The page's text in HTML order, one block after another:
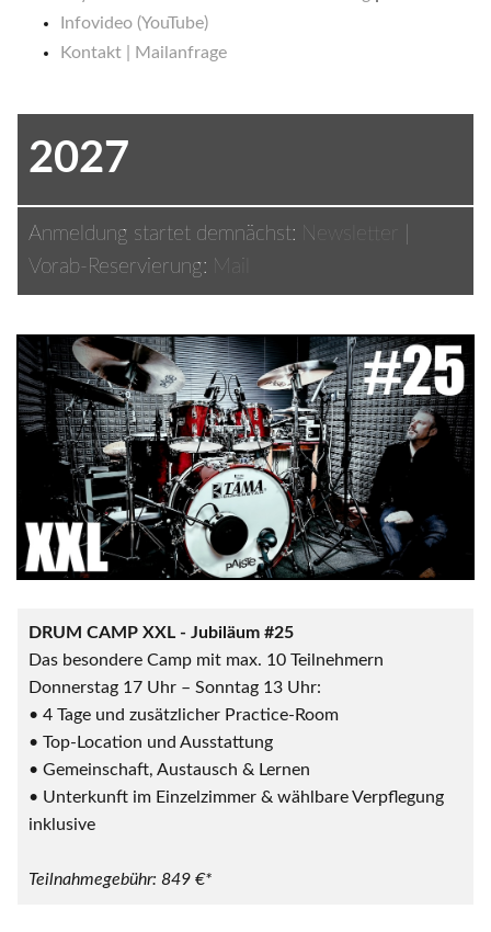
Infovideo (YouTube)
Kontakt | Mailanfrage
2027
Anmeldung startet demnächst: Newsletter
Vorab-Reservierung: Mail
DRUM CAMP XXL - Jubiläum #25
Das besondere Camp mit max. 10 Teilnehmern
Donnerstag 17 Uhr – Sonntag 13 Uhr:
• 4 Tage und zusätzlicher Practice-Room
• Top-Location und Ausstattung
• Gemeinschaft, Austausch & Lernen
• Unterkunft im Einzelzimmer & wählbare Verpflegung
inklusive
Teilnahmegebühr: 849 €*